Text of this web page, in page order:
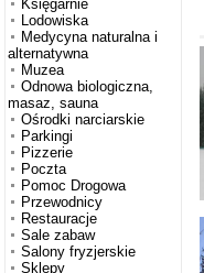
Księgarnie
Lodowiska
Medycyna naturalna i
alternatywna
Muzea
Odnowa biologiczna,
masaz, sauna
Ośrodki narciarskie
Parkingi
Pizzerie
Poczta
Pomoc Drogowa
Przewodnicy
Restauracje
Sale zabaw
Salony fryzjerskie
Sklepy